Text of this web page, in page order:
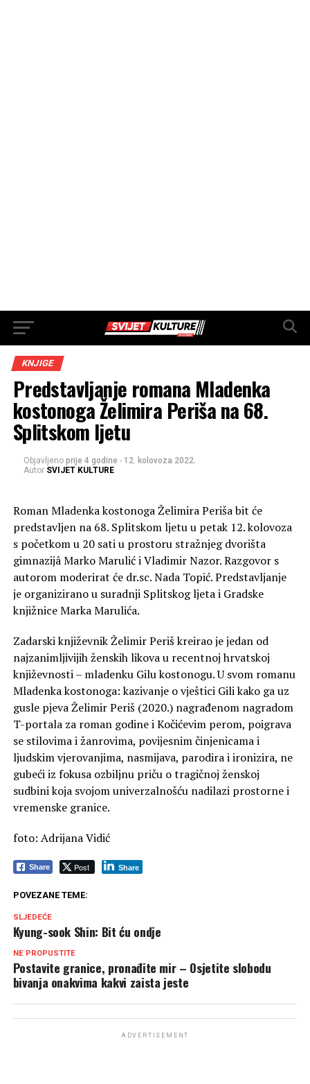
KNJIGE
Predstavljanje romana Mladenka
kostonoga Želimira Periša na 68.
Splitskom ljetu
Objavljeno prije 4 godine - 12. kolovoza 2022.
Autor SVIJET KULTURE
Roman Mladenka kostonoga Želimira Periša bit će
predstavljen na 68. Splitskom ljetu u petak 12. kolovoza
s početkom u 20 sati u prostoru stražnjeg dvorišta
gimnazijâ Marko Marulić i Vladimir Nazor. Razgovor s
autorom moderirat će dr.sc. Nada Topić. Predstavljanje
je organizirano u suradnji Splitskog ljeta i Gradske
knjižnice Marka Marulića.
Zadarski književnik Želimir Periš kreirao je jedan od
najzanimljivijih ženskih likova u recentnoj hrvatskoj
književnosti – mladenku Gilu kostonogu. U svom romanu
Mladenka kostonoga: kazivanje o vještici Gili kako ga uz
gusle pjeva Želimir Periš (2020.) nagrađenom nagradom
T-portala za roman godine i Kočićevim perom, poigrava
se stilovima i žanrovima, povijesnim činjenicama i
ljudskim vjerovanjima, nasmijava, parodira i ironizira, ne
gubeći iz fokusa ozbiljnu priču o tragičnoj ženskoj
sudbini koja svojom univerzalnošću nadilazi prostorne i
vremenske granice.
foto: Adrijana Vidić
Share Post Share
POVEZANE TEME:
SLJEDEĆE
Kyung-sook Shin: Bit ću ondje
NE PROPUSTITE
Postavite granice, pronađite mir – Osjetite slobodu
bivanja onakvima kakvi zaista jeste
ADVERTISEMENT